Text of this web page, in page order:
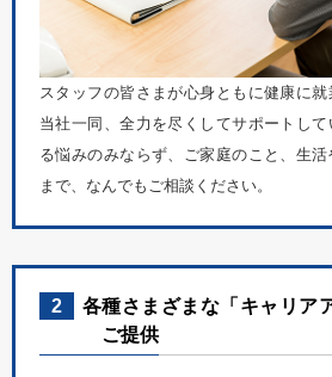
スタッフの皆さまが心身ともに健康に就
当社一同、全力を尽くしてサポートし
る悩みのみならず、ご家庭のこと、生活
まで、なんでもご相談ください。
2
各種さまざまな「キャリア
ご提供